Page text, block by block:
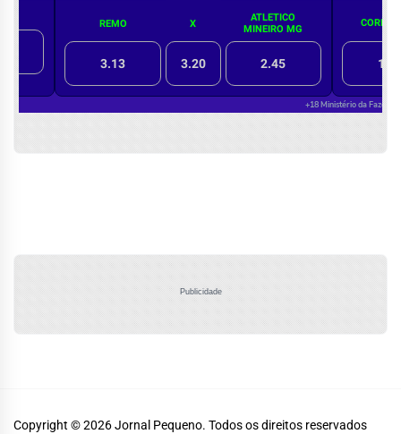
Publicidade
Copyright © 2026Jornal Pequeno. Todos os direitos reservados